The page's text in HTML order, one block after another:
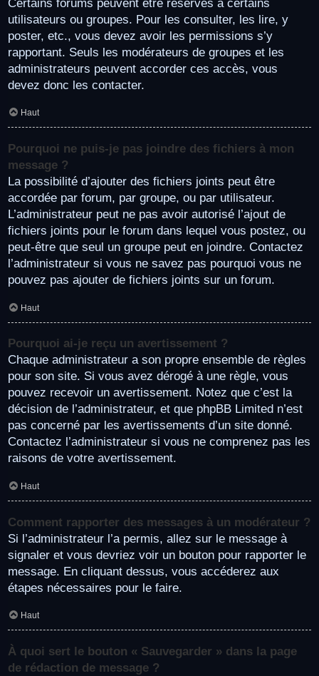
Certains forums peuvent être réservés à certains
utilisateurs ou groupes. Pour les consulter, les lire, y
poster, etc., vous devez avoir les permissions s’y
rapportant. Seuls les modérateurs de groupes et les
administrateurs peuvent accorder ces accès, vous
devez donc les contacter.
Haut
Pourquoi ne puis-je pas joindre des fichiers à mon
message ?
La possibilité d’ajouter des fichiers joints peut être
accordée par forum, par groupe, ou par utilisateur.
L’administrateur peut ne pas avoir autorisé l’ajout de
fichiers joints pour le forum dans lequel vous postez, ou
peut-être que seul un groupe peut en joindre. Contactez
l’administrateur si vous ne savez pas pourquoi vous ne
pouvez pas ajouter de fichiers joints sur un forum.
Haut
Pourquoi ai-je reçu un avertissement ?
Chaque administrateur a son propre ensemble de règles
pour son site. Si vous avez dérogé à une règle, vous
pouvez recevoir un avertissement. Notez que c’est la
décision de l’administrateur, et que phpBB Limited n’est
pas concerné par les avertissements d’un site donné.
Contactez l’administrateur si vous ne comprenez pas les
raisons de votre avertissement.
Haut
Comment rapporter des messages à un modérateur ?
Si l’administrateur l’a permis, allez sur le message à
signaler et vous devriez voir un bouton pour rapporter le
message. En cliquant dessus, vous accéderez aux
étapes nécessaires pour le faire.
Haut
À quoi sert le bouton « Sauvegarder » dans la page
de rédaction de message ?